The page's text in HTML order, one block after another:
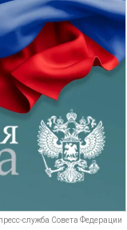
служба Совета Федерации